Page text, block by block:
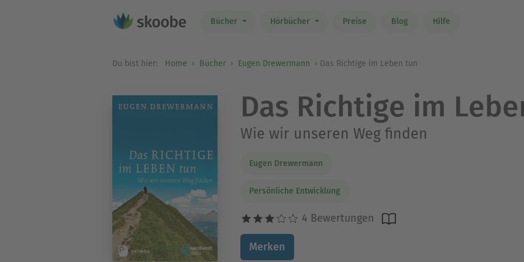
Bücher Hörbücher Preise Blog Hilfe
Du bist hier: Home Bücher Eugen Drewermann Das Richtige im Leben tun
Das Richtige im
Wie wir unseren Weg finden
Eugen Drewermann
Persönliche Entwicklung
4 Bewertungen
Merken